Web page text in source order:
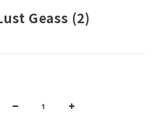
賣🔥「全知讀者視角」 周邊商品
Geass (2)